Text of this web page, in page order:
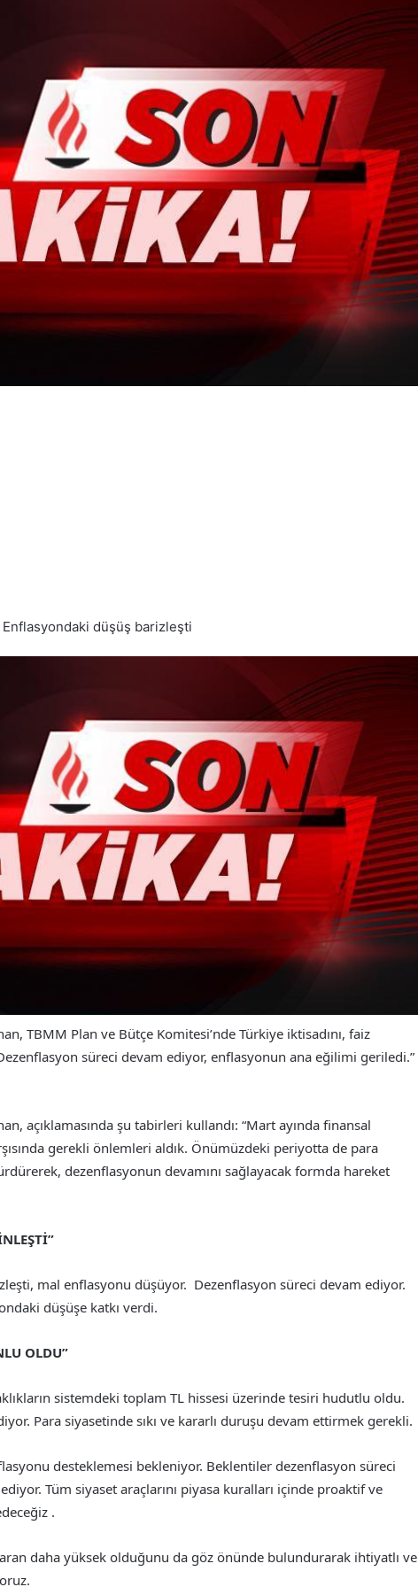
Enflasyondaki düşüş barizleşti
TBMM Plan ve Bütçe Komitesi’nde Türkiye iktisadını, faiz
süreci devam ediyor, enflasyonun ana eğilimi geriledi.”
açıklamasında şu tabirleri kullandı: “Mart ayında finansal
gerekli önlemleri aldık. Önümüzdeki periyotta de para
dezenflasyonun devamını sağlayacak formda hareket
mal enflasyonu düşüyor. Dezenflasyon süreci devam ediyor.
düşüşe katkı verdi.
OLDU”
sistemdeki toplam TL hissesi üzerinde tesiri hudutlu oldu.
Para siyasetinde sıkı ve kararlı duruşu devam ettirmek gerekli.
desteklemesi bekleniyor. Beklentiler dezenflasyon süreci
Tüm siyaset araçlarını piyasa kuralları içinde proaktif ve
.
daha yüksek olduğunu da göz önünde bulundurarak ihtiyatlı ve